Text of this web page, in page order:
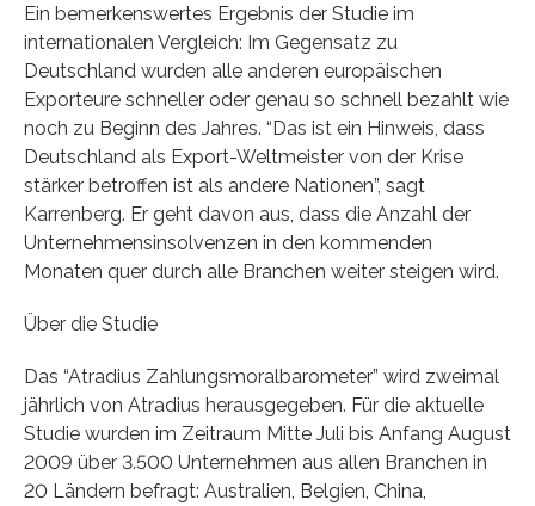
Ein bemerkenswertes Ergebnis der Studie im
internationalen Vergleich: Im Gegensatz zu
Deutschland wurden alle anderen europäischen
Exporteure schneller oder genau so schnell bezahlt wie
noch zu Beginn des Jahres. “Das ist ein Hinweis, dass
Deutschland als Export-Weltmeister von der Krise
stärker betroffen ist als andere Nationen”, sagt
Karrenberg. Er geht davon aus, dass die Anzahl der
Unternehmensinsolvenzen in den kommenden
Monaten quer durch alle Branchen weiter steigen wird.
Über die Studie
Das “Atradius Zahlungsmoralbarometer” wird zweimal
jährlich von Atradius herausgegeben. Für die aktuelle
Studie wurden im Zeitraum Mitte Juli bis Anfang August
2009 über 3.500 Unternehmen aus allen Branchen in
20 Ländern befragt: Australien, Belgien, China,